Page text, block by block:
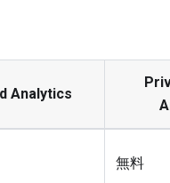
Analytics
無料